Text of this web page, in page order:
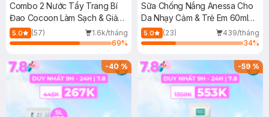
Combo 2 Nước Tẩy Trang Bí
Đao Cocoon Làm Sạch & Giảm
Dầu 500ml
5.0 (57)
1.6k/tháng
69%
Sữa Chống Nắng Anessa Cho
Da Nhạy Cảm & Trẻ Em 60ml
(Mới)
5.0 (23)
439/tháng
34%
-40% -59%